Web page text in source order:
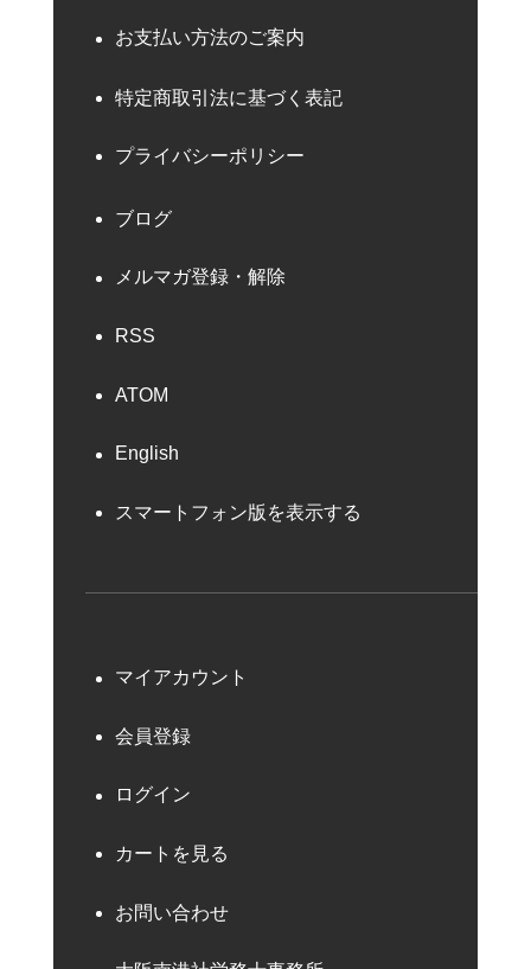
お支払い方法のご案内
特定商取引法に基づく表記
プライバシーポリシー
ブログ
メルマガ登録・解除
RSS
ATOM
English
スマートフォン版を表示する
マイアカウント
会員登録
ログイン
カートを見る
お問い合わせ